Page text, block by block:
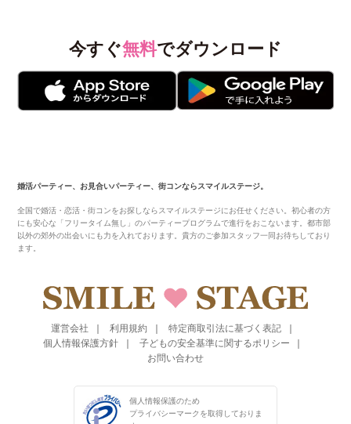
今すぐ無料でダウンロード
婚活パーティー、お見合いパーティー、街コンならスマイルステージ。
全国で婚活・恋活・街コンをお探しならスマイルステージにお任せください。初心者の方
にも安心な「フリータイム無し」のパーティープログラムで進行をおこないます。都市部
以外の郊外の出会いにも力を入れております。貴方のご参加スタッフ一同お待ちしており
ます。
運営会社 利用規約
特定商取引法に基づく表記
個人情報保護方針
子どもの安全基準に関するポリシー
お問い合わせ
個人情報保護のため
プライバシーマークを取得しておりま